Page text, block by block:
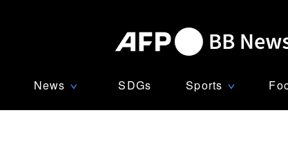
News ∨ SDGs Sports ∨